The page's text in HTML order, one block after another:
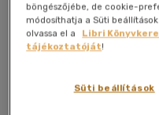
Kívánságlistához adom
Európa Könyvkiadó Kft.|
böngészőjébe, de cookie-
módosíthatja a Süti
olvassa el a
Libri
tájékoztatóját!
Süti beállítások